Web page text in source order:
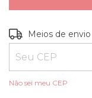
Entregas para o CEP:
Meios de envio
Não sei meu CEP